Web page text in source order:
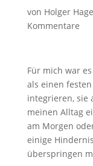
von Holger
Kommentare
Für mich war
als einen
integrieren, sie
meinen Alltag
am Morgen
einige
überspringen